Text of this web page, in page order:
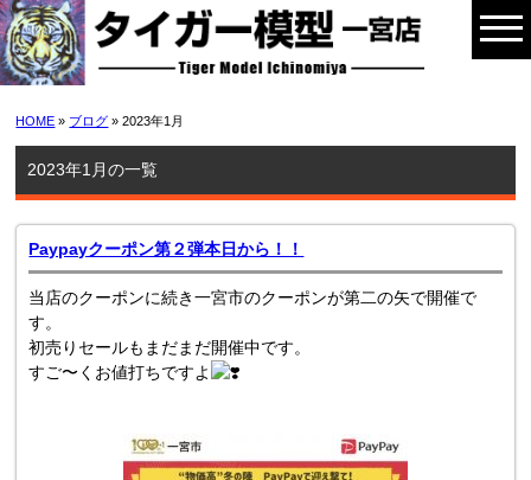
HOME » ブログ » 2023年1月
2023年1月の一覧
Paypayクーポン第２弾本日から！！
当店のクーポンに続き一宮市のクーポンが第二の矢で開催で
す。
初売りセールもまだまだ開催中です。
すご〜くお値打ちですよ